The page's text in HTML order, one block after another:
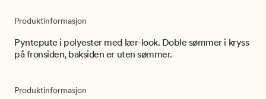
Produktinformasjon
Pyntepute i polyester med lær-look. Doble sømmer i kryss
på fronsiden, baksiden er uten sømmer.
Produktinformasjon